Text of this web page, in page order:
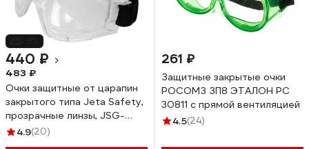
440 ₽
483 ₽
Очки защитные от царапин
закрытого типа Jeta Safety,
прозрачные линзы, JSG-
2201
4.9(20)
261 ₽
Защитные закрытые очки
РОСОМЗ ЗП8 ЭТАЛОН РС
30811 с прямой вентиляцией
4.5(24)